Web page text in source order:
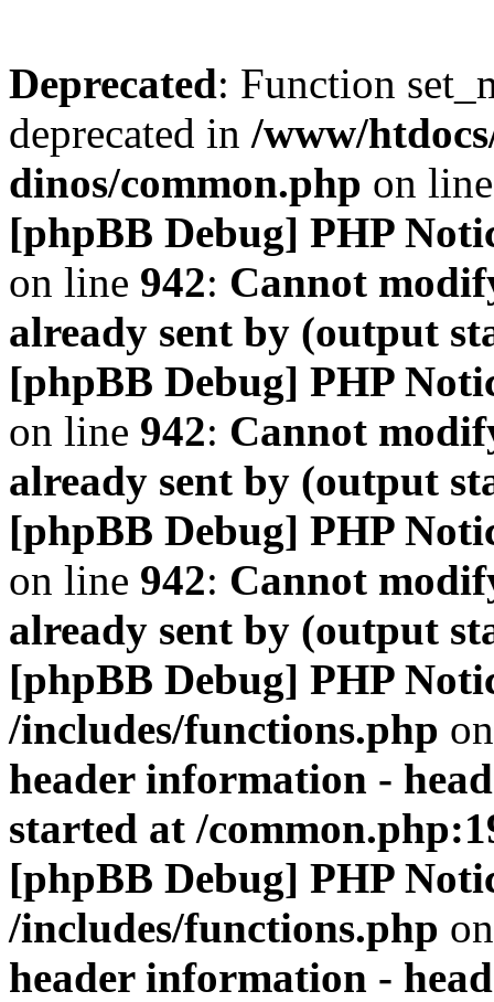
Deprecated: Function
deprecated in /www/
dinos/common.php on
[phpBB Debug] PHP
on line 942: Cannot
already sent by (output
[phpBB Debug] PHP
on line 942: Cannot
already sent by (output
[phpBB Debug] PHP
on line 942: Cannot
already sent by (output
[phpBB Debug] PHP
/includes/functions.php
header information -
started at /
[phpBB Debug] PHP
/includes/functions.php
header information -